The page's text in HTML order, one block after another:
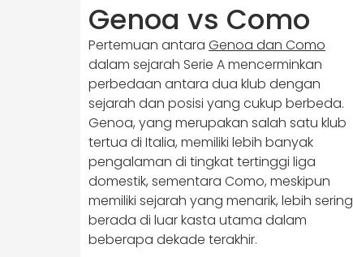
Genoa vs Como
Pertemuan antara Genoa dan Como
dalam sejarah Serie A mencerminkan
perbedaan antara dua klub dengan
sejarah dan posisi yang cukup berbeda.
Genoa, yang merupakan salah satu klub
tertua di Italia, memiliki lebih banyak
pengalaman di tingkat tertinggi liga
domestik, sementara Como, meskipun
memiliki sejarah yang menarik, lebih sering
berada di luar kasta utama dalam
beberapa dekade terakhir.